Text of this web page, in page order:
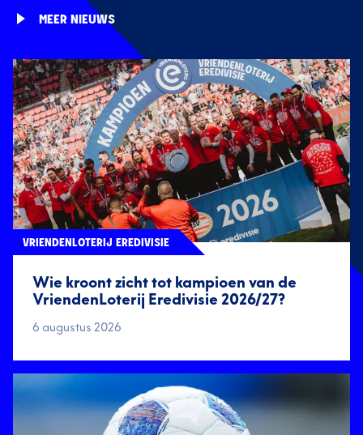
MEER NIEUWS
Wie kroont zicht tot kampioen van de
VriendenLoterij Eredivisie 2026/27?
VRIENDENLOTERIJ EREDIVISIE
6 augustus 2026